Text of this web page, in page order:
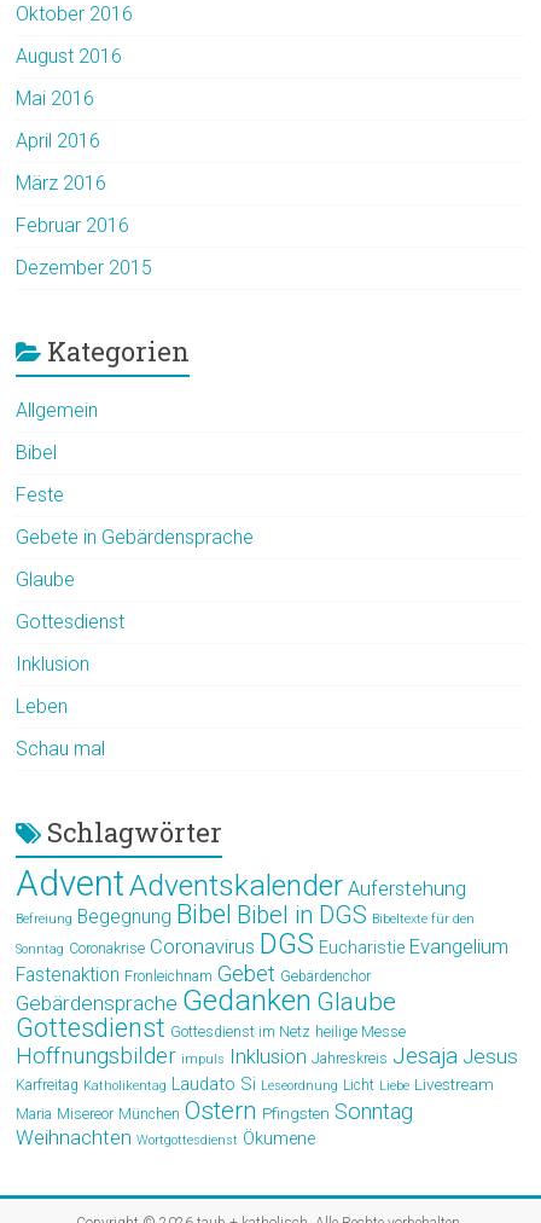
Oktober 2016
August 2016
Mai 2016
April 2016
März 2016
Februar 2016
Dezember 2015
Kategorien
Allgemein
Bibel
Feste
Gebete in Gebärdensprache
Glaube
Gottesdienst
Inklusion
Leben
Schau mal
Schlagwörter
AdventAdventskalender Auferstehung
Befreiung Begegnung Bibel Bibel in DGS Bibeltexte für den
Sonntag Coronakrise Coronavirus DGS Eucharistie Evangelium
Fastenaktion Fronleichnam Gebet Gebärdenchor
Gebärdensprache Gedanken Glaube
Gottesdienst Gottesdienst im Netz heilige Messe
Hoffnungsbilder impuls Inklusion Jahreskreis Jesaja Jesus
Karfreitag Katholikentag Laudato Si Leseordnung Licht Liebe Livestream
Maria Misereor München Ostern Pfingsten Sonntag
Weihnachten Wortgottesdienst Ökumene